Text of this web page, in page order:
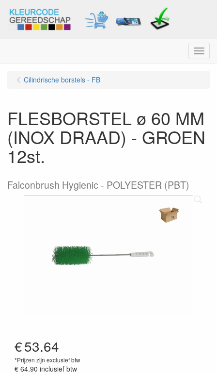
Menu
Cilindrische borstels - FB
FLESBORSTEL ø 60 MM
(INOX DRAAD) - GROEN
12st.
Falconbrush Hygienic - POLYESTER (PBT)
€53.64
*Prijzen zijn exclusief btw
€ 64.90 inclusief btw